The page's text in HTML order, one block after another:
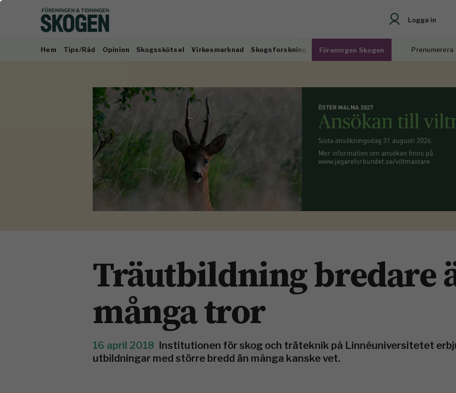
Logga in
Hem Tips/Råd Opinion Skogsskötsel Virkesmarknad Skogsforskning Föreningen Skogen Prenumerera
Träutbildning bredare
många tror
16 april 2018 Institutionen för skog och träteknik på Linnéuniversitetet
utbildningar med större bredd än många kanske vet.